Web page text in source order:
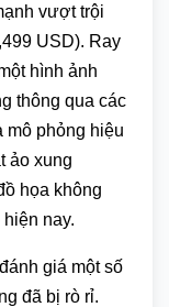
vượt trội
USD). Ray
hình ảnh
thông qua các
mô phỏng hiệu
ảo xung
họa không
nay.
giá một số
đã bị rò rỉ.